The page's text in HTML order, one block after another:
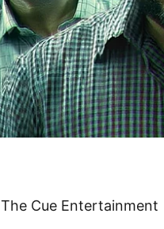
The Cue Entertainment